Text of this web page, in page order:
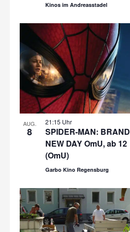
Kinos im Andreasstadel
AUG.
8
21:15 Uhr
SPIDER-MAN: BRAND
NEW DAY OmU, ab 12
(OmU)
Garbo Kino Regensburg